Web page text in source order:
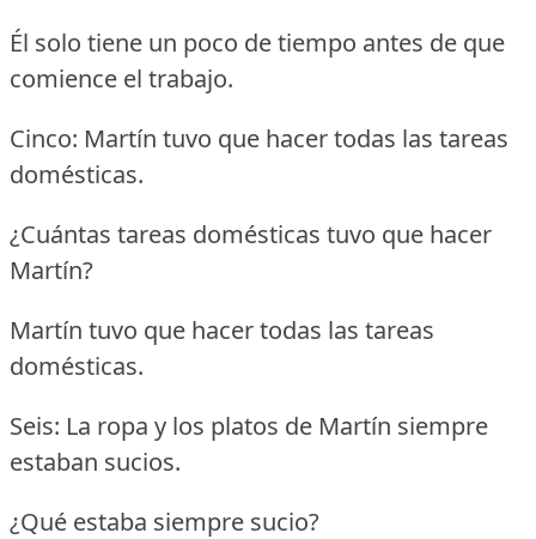
Él solo tiene un poco de tiempo antes de que
comience el trabajo.
Cinco: Martín tuvo que hacer todas las tareas
domésticas.
¿Cuántas tareas domésticas tuvo que hacer
Martín?
Martín tuvo que hacer todas las tareas
domésticas.
Seis: La ropa y los platos de Martín siempre
estaban sucios.
¿Qué estaba siempre sucio?